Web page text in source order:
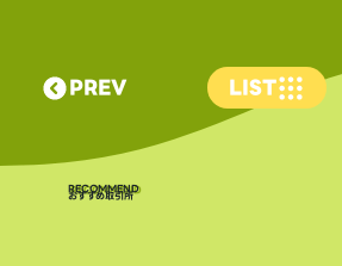
PREV LIST
​RECOMMEND
おすすめ取引所